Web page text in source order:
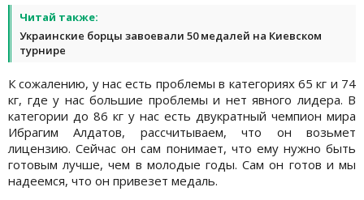
Читай также:
Украинские борцы завоевали 50 медалей на Киевском
турнире
К сожалению, у нас есть проблемы в категориях 65 кг и 74
кг, где у нас большие проблемы и нет явного лидера. В
категории до 86 кг у нас есть двукратный чемпион мира
Ибрагим Алдатов, рассчитываем, что он возьмет
лицензию. Сейчас он сам понимает, что ему нужно быть
готовым лучше, чем в молодые годы. Сам он готов и мы
надеемся, что он привезет медаль.